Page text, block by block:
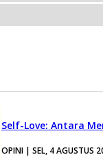
Self-Love: Antara
OPINI | SEL, 4 AGUSTUS